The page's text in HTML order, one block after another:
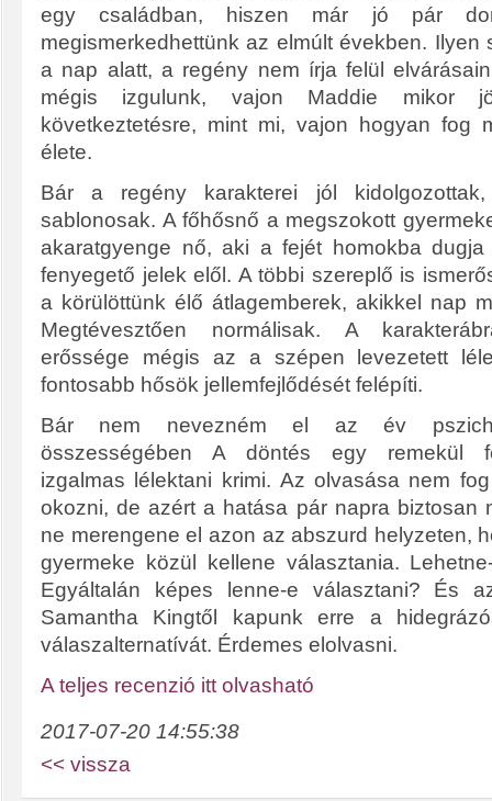
egy családban, hiszen már jó pár
megismerkedhettünk az elmúlt években. Ilyen
a nap alatt, a regény nem írja felül
mégis izgulunk, vajon Maddie mikor
következtetésre, mint mi, vajon hogyan fog
élete.
Bár a regény karakterei jól
sablonosak. A főhősnő a megszokott
akaratgyenge nő, aki a fejét homokba
fenyegető jelek elől. A többi szereplő is
a körülöttünk élő átlagemberek, akikkel nap
Megtévesztően normálisak. A
erőssége mégis az a szépen levezetett
fontosabb hősök jellemfejlődését felépíti.
Bár nem nevezném el az év
összességében A döntés egy remekül
izgalmas lélektani krimi. Az olvasása nem
okozni, de azért a hatása pár napra biztosan
ne merengene el azon az abszurd helyzeten,
gyermeke közül kellene választania.
Egyáltalán képes lenne-e választani? És
Samantha Kingtől kapunk erre a
válaszalternatívát. Érdemes elolvasni.
A teljes recenzió itt olvasható
2017-07-20 14:55:38
<< vissza